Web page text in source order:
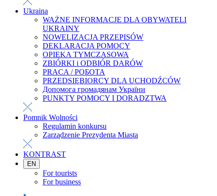
Ukraina
WAŻNE INFORMACJE DLA OBYWATELI
UKRAINY
NOWELIZACJA PRZEPISÓW
DEKLARACJA POMOCY
OPIEKA TYMCZASOWA
ZBIÓRKI i ODBIÓR DARÓW
PRACA / РОБОТА
PRZEDSIĘBIORCY DLA UCHODŹCÓW
Допомога громадянам України
PUNKTY POMOCY I DORADZTWA
Pomnik Wolności
Regulamin konkursu
Zarządzenie Prezydenta Miasta
KONTRAST
EN
For tourists
For business